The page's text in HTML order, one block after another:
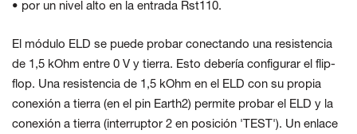
• por un nivel alto en la entrada Rst110.
El módulo ELD se puede probar conectando una resistencia
de 1,5 kOhm entre 0 V y tierra. Esto debería configurar el flip-
flop. Una resistencia de 1,5 kOhm en el ELD con su propia
conexión a tierra (en el pin Earth2) permite probar el ELD y la
conexión a tierra (interruptor 2 en posición 'TEST'). Un enlace